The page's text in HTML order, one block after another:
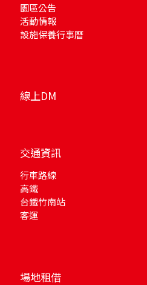
園區公告
活動情報
設施保養行事曆
線上DM
交通資訊
行車路線
高鐵
台鐵竹南站
客運
場地租借